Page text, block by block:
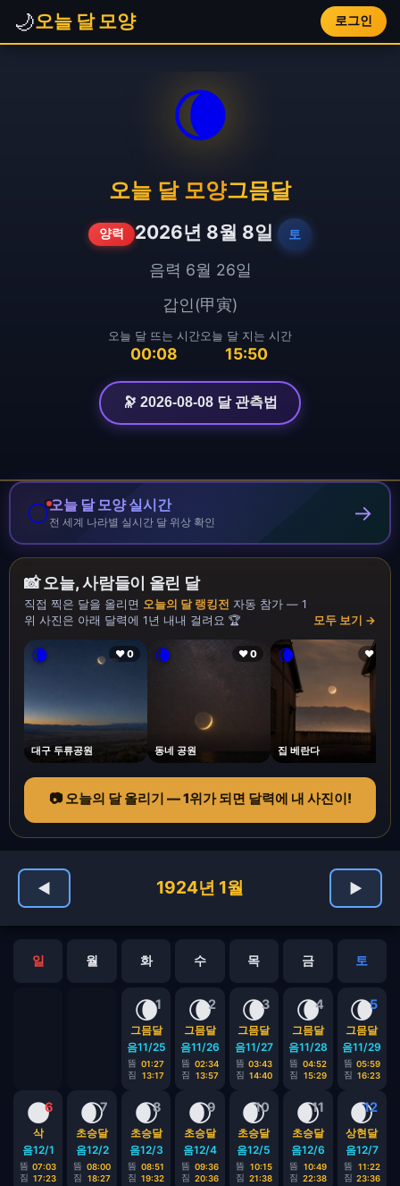
🌙오늘 달 모양 로그인
🌘
오늘 달 모양그믐달
양력 2026년 8월 8일 토
음력 6월 26일
갑인(甲寅)
오늘 달 뜨는 시간
00:08
오늘 달 지는 시간
15:50
🔭 2026-08-08 달 관측법
🌕오늘 달 모양 실시간
전 세계 나라별 실시간 달 위상 확인 →
📸 오늘, 사람들이 올린 달
직접 찍은 달을 올리면 오늘의 달 랭킹전 자동 참가 — 1
위 사진은 아래 달력에 1년 내내 걸려요 🏆
모두 보기 →
🌘 ❤ 0
대구 두류공원
🌘 ❤ 0
동네 공원
🌘 ❤ 1
집 베란다
📷 오늘의 달 올리기 — 1위가 되면 달력에 내 사진이!
◀ 1924년 1월 ▶
일 월 화 수 목 금 토
1
🌘
그믐달
음11/25
뜸 01:27
짐
13:17
2
🌘
그믐달
음11/26
뜸 02:34
짐
13:57
3
🌘
그믐달
음11/27
뜸 03:43
짐 14:40
4
🌘
그믐달
음11/28
뜸 04:52
짐
15:29
5
🌘
그믐달
음11/29
뜸 05:59
짐 16:23
6
🌑
삭
음12/1
뜸 07:03
짐 17:23
7
🌒
초승달
음12/2
뜸 08:00
짐
18:27
8
🌒
초승달
음12/3
뜸 08:51
짐 19:32
9
🌒
초승달
음12/4
뜸 09:36
짐 20:36
10
🌒
초승달
음12/5
뜸
10:15
짐 21:38
11
🌒
초승달
음12/6
뜸
10:49
짐 22:38
12
🌒
상현달
음12/7
뜸
11:22
짐 23:36